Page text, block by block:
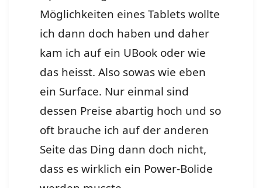
Möglichkeiten eines Tablets wollte
ich dann doch haben und daher
kam ich auf ein UBook oder wie
das heisst. Also sowas wie eben
ein Surface. Nur einmal sind
dessen Preise abartig hoch und so
oft brauche ich auf der anderen
Seite das Ding dann doch nicht,
dass es wirklich ein Power-Bolide